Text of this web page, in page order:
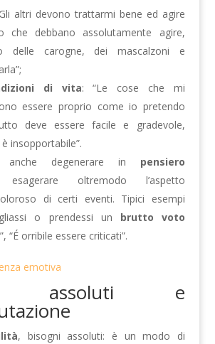
altri devono trattarmi bene ed agire
che debbano assolutamente agire,
delle carogne, dei mascalzoni e
di vita: “Le cose che mi
essere proprio come io pretendo
deve essere facile e gradevole,
insopportabile”.
degenerare in pensiero
esagerare oltremodo l’aspetto
di certi eventi. Tipici esempi
o prendessi un brutto voto
“É orribile essere criticati”.
assoluti e
, bisogni assoluti: è un modo di